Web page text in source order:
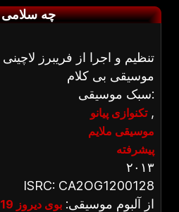
چه سلامی
تنظیم و اجرا از فریبرز لاچینی
موسیقی بی کلام
سبک موسیقی:
تکنوازی پیانو,
موسیقی ملایم
پیشرفته
۲۰۱۳
ISRC: CA2OG1200128
از آلبوم موسیقی: بوی دیروز 19